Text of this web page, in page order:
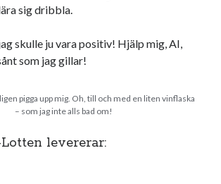
sig dribbla.
skulle ju vara positiv! Hjälp mig, AI,
som jag gillar!
pigga upp mig. Oh, till och med en liten vinflaska
– som jag inte alls bad om!
levererar: